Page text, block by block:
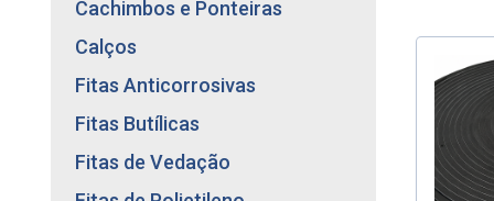
Cachimbos e Ponteiras
Calços
Fitas Anticorrosivas
Fitas Butílicas
Fitas de Vedação